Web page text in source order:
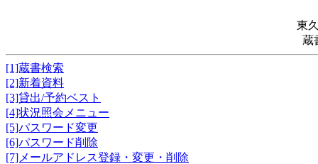
東
蔵
[1]蔵書検索
[2]新着資料
[3]貸出/予約ベスト
[4]状況照会メニュー
[5]パスワード変更
[6]パスワード削除
[7]メールアドレス登録・変更・削除